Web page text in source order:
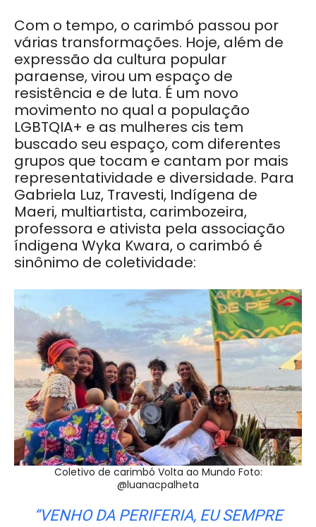
Com o tempo, o carimbó passou por
várias transformações. Hoje, além de
expressão da cultura popular
paraense, virou um espaço de
resistência e de luta. É um novo
movimento no qual a população
LGBTQIA+ e as mulheres cis tem
buscado seu espaço, com diferentes
grupos que tocam e cantam por mais
representatividade e diversidade. Para
Gabriela Luz, Travesti, Indígena de
Maeri, multiartista, carimbozeira,
professora e ativista pela associação
índigena Wyka Kwara, o carimbó é
sinônimo de coletividade:
Coletivo de carimbó Volta ao Mundo Foto:
@luanacpalheta
“VENHO DA PERIFERIA, EU SEMPRE